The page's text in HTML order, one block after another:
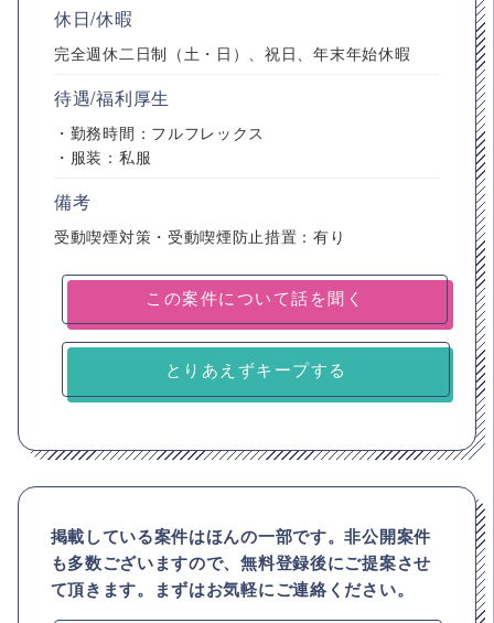
休日/休暇
完全週休二日制（土・日）、祝日、年末年始休暇
待遇/福利厚生
・勤務時間：フルフレックス
・服装：私服
備考
受動喫煙対策・受動喫煙防止措置：有り
とりあえずキープする
掲載している案件はほんの一部です。非公開案件
も多数ございますので、無料登録後にご提案させ
て頂きます。まずはお気軽にご連絡ください。